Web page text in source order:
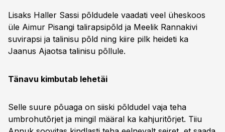
Lisaks Haller Sassi põldudele vaadati veel üheskoos
üle Aimur Pisangi talirapsipõld ja Meelik Rannakivi
suvirapsi ja talinisu põld ning kiire pilk heideti ka
Jaanus Ajaotsa talinisu põllule.
Tänavu kimbutab lehetäi
Selle suure põuaga on siiski põldudel vaja teha
umbrohutõrjet ja mingil määral ka kahjuritõrjet. Tiiu